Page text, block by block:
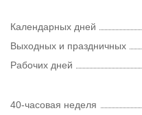
Календарных дней
Выходных и праздничных
Рабочих дней
40-часовая неделя